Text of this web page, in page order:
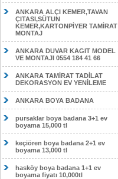
ANKARA ALÇI KEMER,TAVAN
ÇITASI,SÜTUN
KEMER,KARTONPİYER TAMİRAT
MONTAJ
ANKARA DUVAR KAGIT MODEL
VE MONTAJI 0554 184 41 66
ANKARA TAMİRAT TADİLAT
DEKORASYON EV YENİLEME
ANKARA BOYA BADANA
pursaklar boya badana 3+1 ev
boyama 15,000 tl
keçiören boya badana 2+1 ev
boyama 13,000 tl
hasköy boya badana 1+1 ev
boyama fiyatı 10,000tl